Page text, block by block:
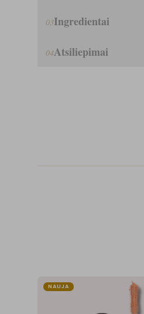
03Ingredientai
04Atsiliepimai
NAUJA